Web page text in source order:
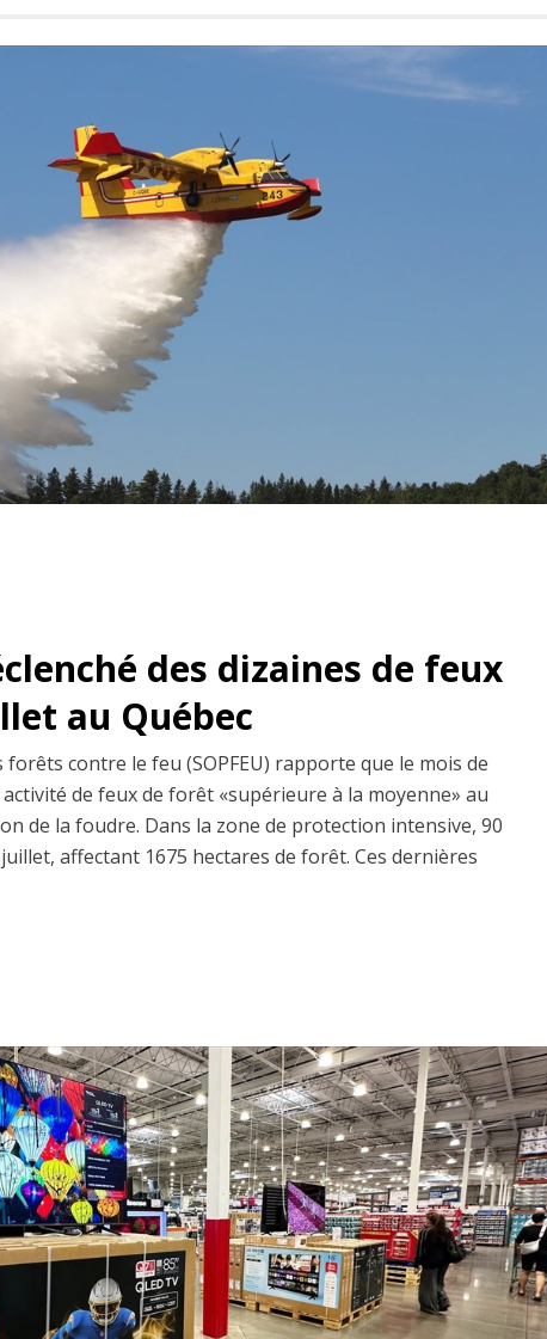
des dizaines de feux
au Québec
contre le feu (SOPFEU) rapporte que le mois de
de feux de forêt «supérieure à la moyenne» au
de la foudre. Dans la zone de protection intensive, 90
affectant 1675 hectares de forêt. Ces dernières